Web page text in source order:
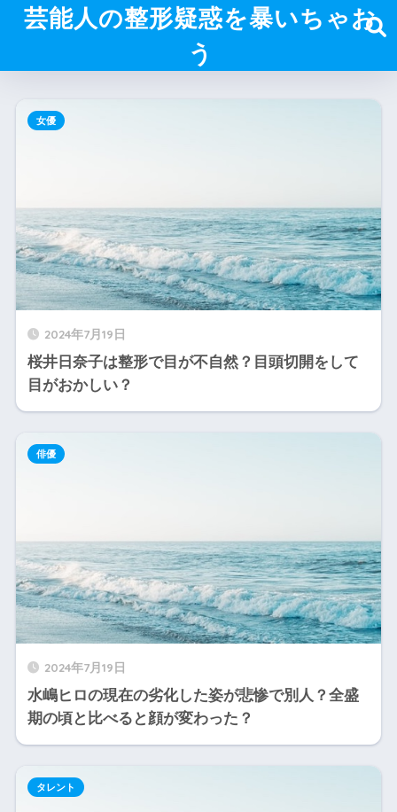
芸能人の整形疑惑を暴いちゃお
う
2024年7月19日
桜井日奈子は整形で目が不自然？目頭切開をして
目がおかしい？
女優
2024年7月19日
水嶋ヒロの現在の劣化した姿が悲惨で別人？全盛
期の頃と比べると顔が変わった？
俳優
タレント